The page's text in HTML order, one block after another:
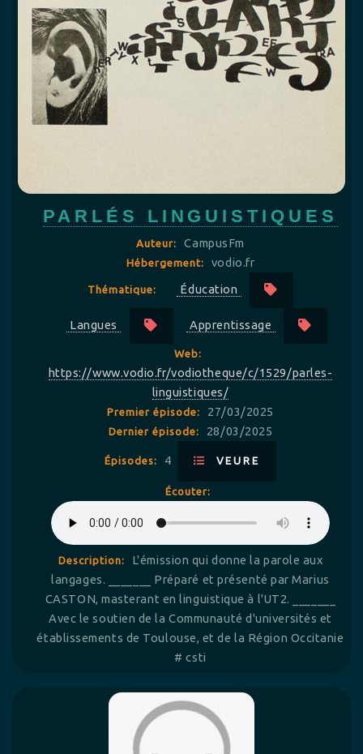
PARLÉS LINGUISTIQUES
Auteur: CampusFm
Hébergement: vodio.fr
Thématique: Éducation
Langues Apprentissage
Web:
https://www.vodio.fr/vodiotheque/c/1529/parles-
linguistiques/
Premier épisode: 27/03/2025
Dernier épisode: 28/03/2025
Épisodes: 4 VEURE
Écouter:
Description:
L'émission qui donne la parole aux
langages. _______ Préparé et présenté par Marius
CASTON, masterant en linguistique à l'UT2. _______
Avec le soutien de la Communauté d'universités et
établissements de Toulouse, et de la Région Occitanie
# csti